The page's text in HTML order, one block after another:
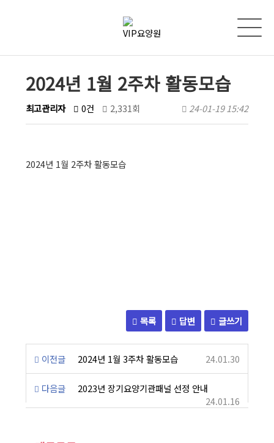
2024년 1월 2주차 활동모습
최고관리자 0건 2,331회 24-01-19 15:42
2024년 1월 2주차 활동모습
목록 답변 글쓰기
이전글 2024년 1월 3주차 활동모습 24.01.30
다음글
2023년 장기요양기관패널 선정 안내
24.01.16